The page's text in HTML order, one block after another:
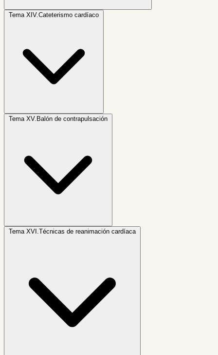
Tema XIV.
Tema XV.
Tema XVI. Técnicas de reanimación cardíaca